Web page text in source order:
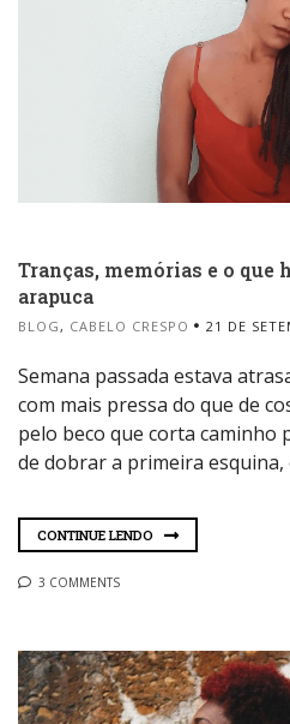
Tranças, memórias e o que
arapuca
BLOG, CABELO CRESPO 21 DE
Semana passada estava
com mais pressa do que de
pelo beco que corta caminho
de dobrar a primeira esquina,
CONTINUE LENDO
3 COMMENTS